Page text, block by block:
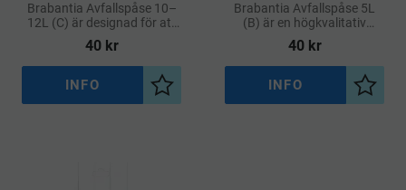
Brabantia Avfallspåse 10–
12L (C) är designad för att
ge en perfekt passform i
Brabantia-hinkar med kod
C.
40kr
Lägg till i önskelista
INFO
Brabantia Avfallspåse 5L
(B) är en högkvalitativ
soppåse framtagen för att
passa exakt i Brabantias
pedalhinkar märkta med
kod B
40kr
Lägg
INFO